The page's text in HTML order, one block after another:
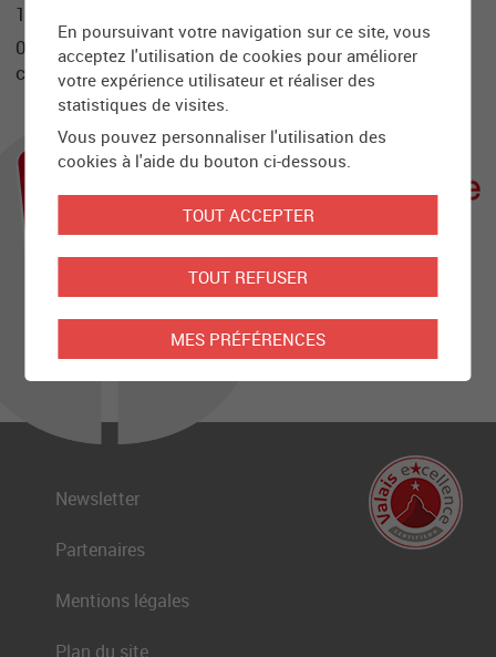
1950 Sion
027 321 31 87
carteculture@caritas-valais.ch
Newsletter
Partenaires
Mentions légales
Plan du site
En poursuivant votre navigation sur ce site, vous
acceptez l'utilisation de cookies pour améliorer
votre expérience utilisateur et réaliser des
statistiques de visites.
Vous pouvez personnaliser l'utilisation des
cookies à l'aide du bouton ci-dessous.
TOUT ACCEPTER
TOUT REFUSER
MES PRÉFÉRENCES